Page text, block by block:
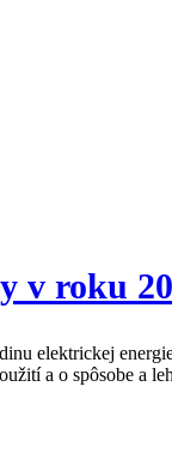
v roku
elektrickej
a o spôsobe a